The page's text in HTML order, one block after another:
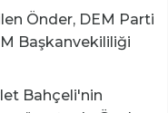
Önder, DEM Parti
Başkanvekililiği
Bahçeli'nin